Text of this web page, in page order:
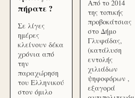
πήρατε ?
Σε λίγες
ημέρες
κλείνουν δέκα
χρόνια από
την
παραχώρηση
του Ελληνικού
στον όμιλο
Από το 2014
της τοπικής
προβοκάτσιας
στο Δήμο
Γλυφάδας,
(κατάλυση
εντολής
χιλιάδων
ψηφοφόρων ,
εξαγορά